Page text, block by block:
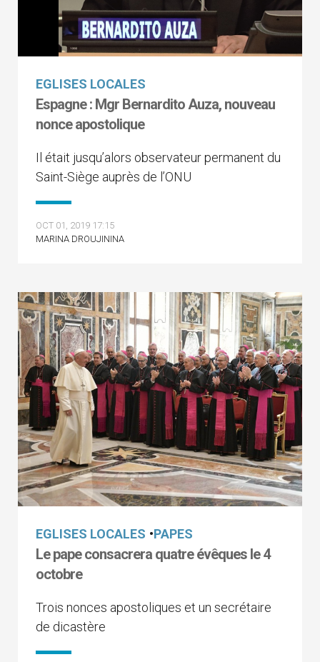
EGLISES LOCALES
Espagne : Mgr Bernardito Auza, nouveau
nonce apostolique
Il était jusqu’alors observateur permanent du
Saint-Siège auprès de l’ONU
OCT 01, 2019 17:15
MARINA DROUJININA
EGLISES LOCALES •PAPES
Le pape consacrera quatre évêques le 4
octobre
Trois nonces apostoliques et un secrétaire
de dicastère